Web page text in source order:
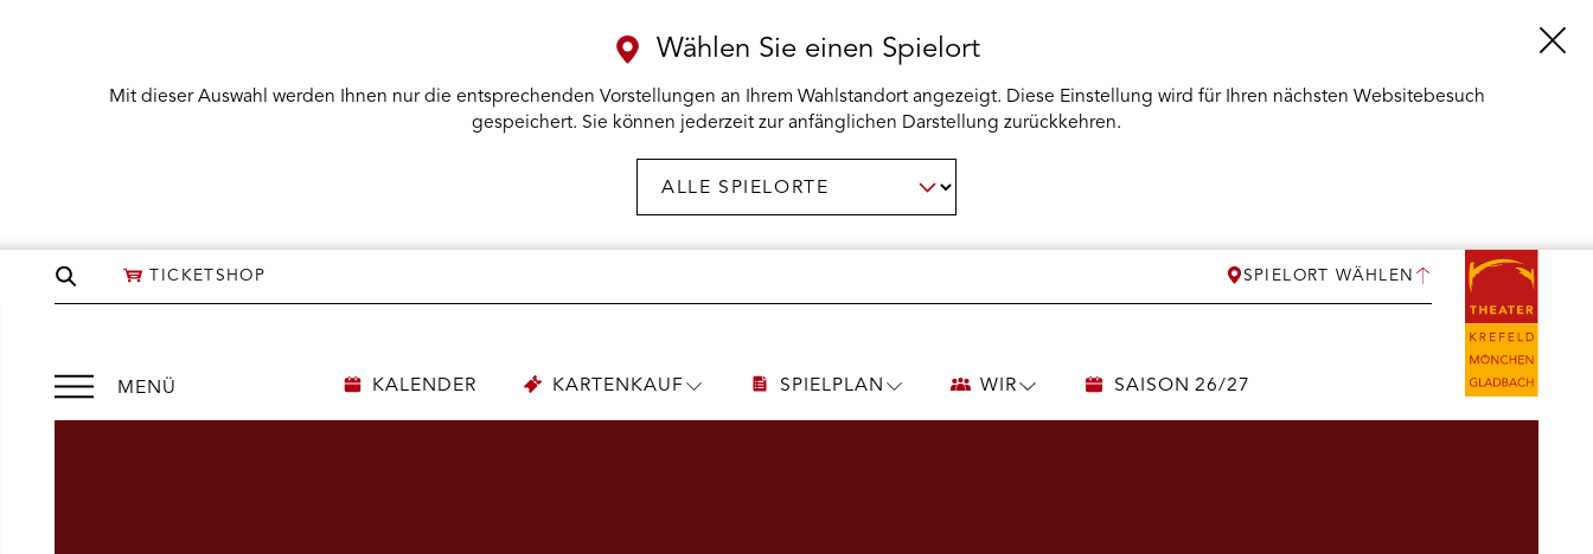
Seite
TICKETSHOP SPIELORT WÄHLEN
Wählen Sie einen Spielort
Mit dieser Auswahl werden Ihnen nur die entsprechenden Vorstellungen an Ihrem Wahlstandort angezeigt. Diese Einstellung wird für Ihren nächsten Websitebesuch
gespeichert. Sie können jederzeit zur anfänglichen Darstellung zurückkehren.
MENÜ
Menü
öffnen
KALENDER KARTENKAUF UNTERMENÜSPIELPLAN UNTERMENÜ
WIR UNTERMENÜSAISON 26/27